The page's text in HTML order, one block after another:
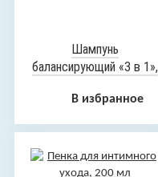
Шампунь
балансирующий «3 в 1»,
В избранное